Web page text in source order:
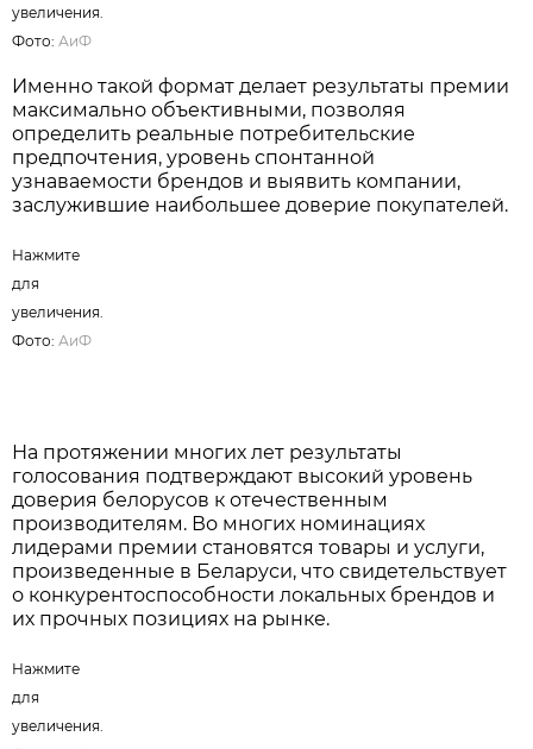
бренды и производителей, отвечая всего на
один вопрос: «Какую марку вы считаете лучшей в
своей категории, которой доверяете и готовы
рекомендовать?»
Нажмите для увеличения. Фото:АиФ
Именно такой формат делает результаты премии
максимально объективными, позволяя
определить реальные потребительские
предпочтения, уровень спонтанной
узнаваемости брендов и выявить компании,